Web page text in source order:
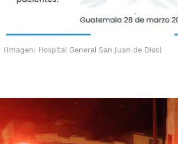
(Imagen: Hospital General San Juan de Dios)